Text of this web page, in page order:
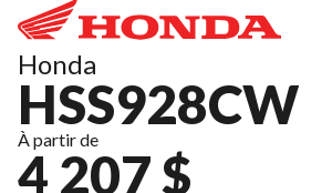
Honda
HSS928CW
À partir de
4 207 $